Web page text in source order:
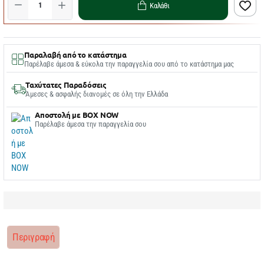
Καλάθι
Παραλαβή από το κατάστημα
Παρέλαβε άμεσα & εύκολα την παραγγελία σου από το κατάστημα μας
Ταχύτατες Παραδόσεις
Άμεσες & ασφαλής διανομές σε όλη την Ελλάδα
Αποστολή με BOX NOW
Παρέλαβε άμεσα την παραγγελία σου
Περιγραφή